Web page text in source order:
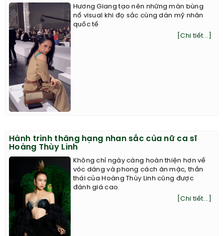
Hương Giang tạo nên những màn bùng
nổ visual khi đọ sắc cùng dàn mỹ nhân
quốc tế
[Chi tiết...]
Hành trình thăng hạng nhan sắc của nữ ca sĩ
Hoàng Thùy Linh
Không chỉ ngày càng hoàn thiện hơn về
vóc dáng và phong cách ăn mặc, thần
thái của Hoàng Thùy Linh cũng được
đánh giá cao.
[Chi tiết...]